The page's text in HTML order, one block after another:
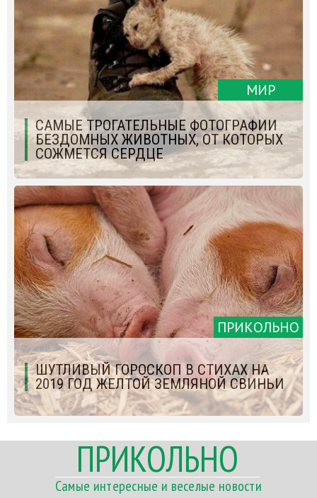
МИР
САМЫЕ ТРОГАТЕЛЬНЫЕ ФОТОГРАФИИ
БЕЗДОМНЫХ ЖИВОТНЫХ, ОТ КОТОРЫХ
СОЖМЕТСЯ СЕРДЦЕ
ПРИКОЛЬНО
ШУТЛИВЫЙ ГОРОСКОП В СТИХАХ НА
2019 ГОД ЖЕЛТОЙ ЗЕМЛЯНОЙ СВИНЬИ
ПРИКОЛЬНО
Самые интересные и веселые новости